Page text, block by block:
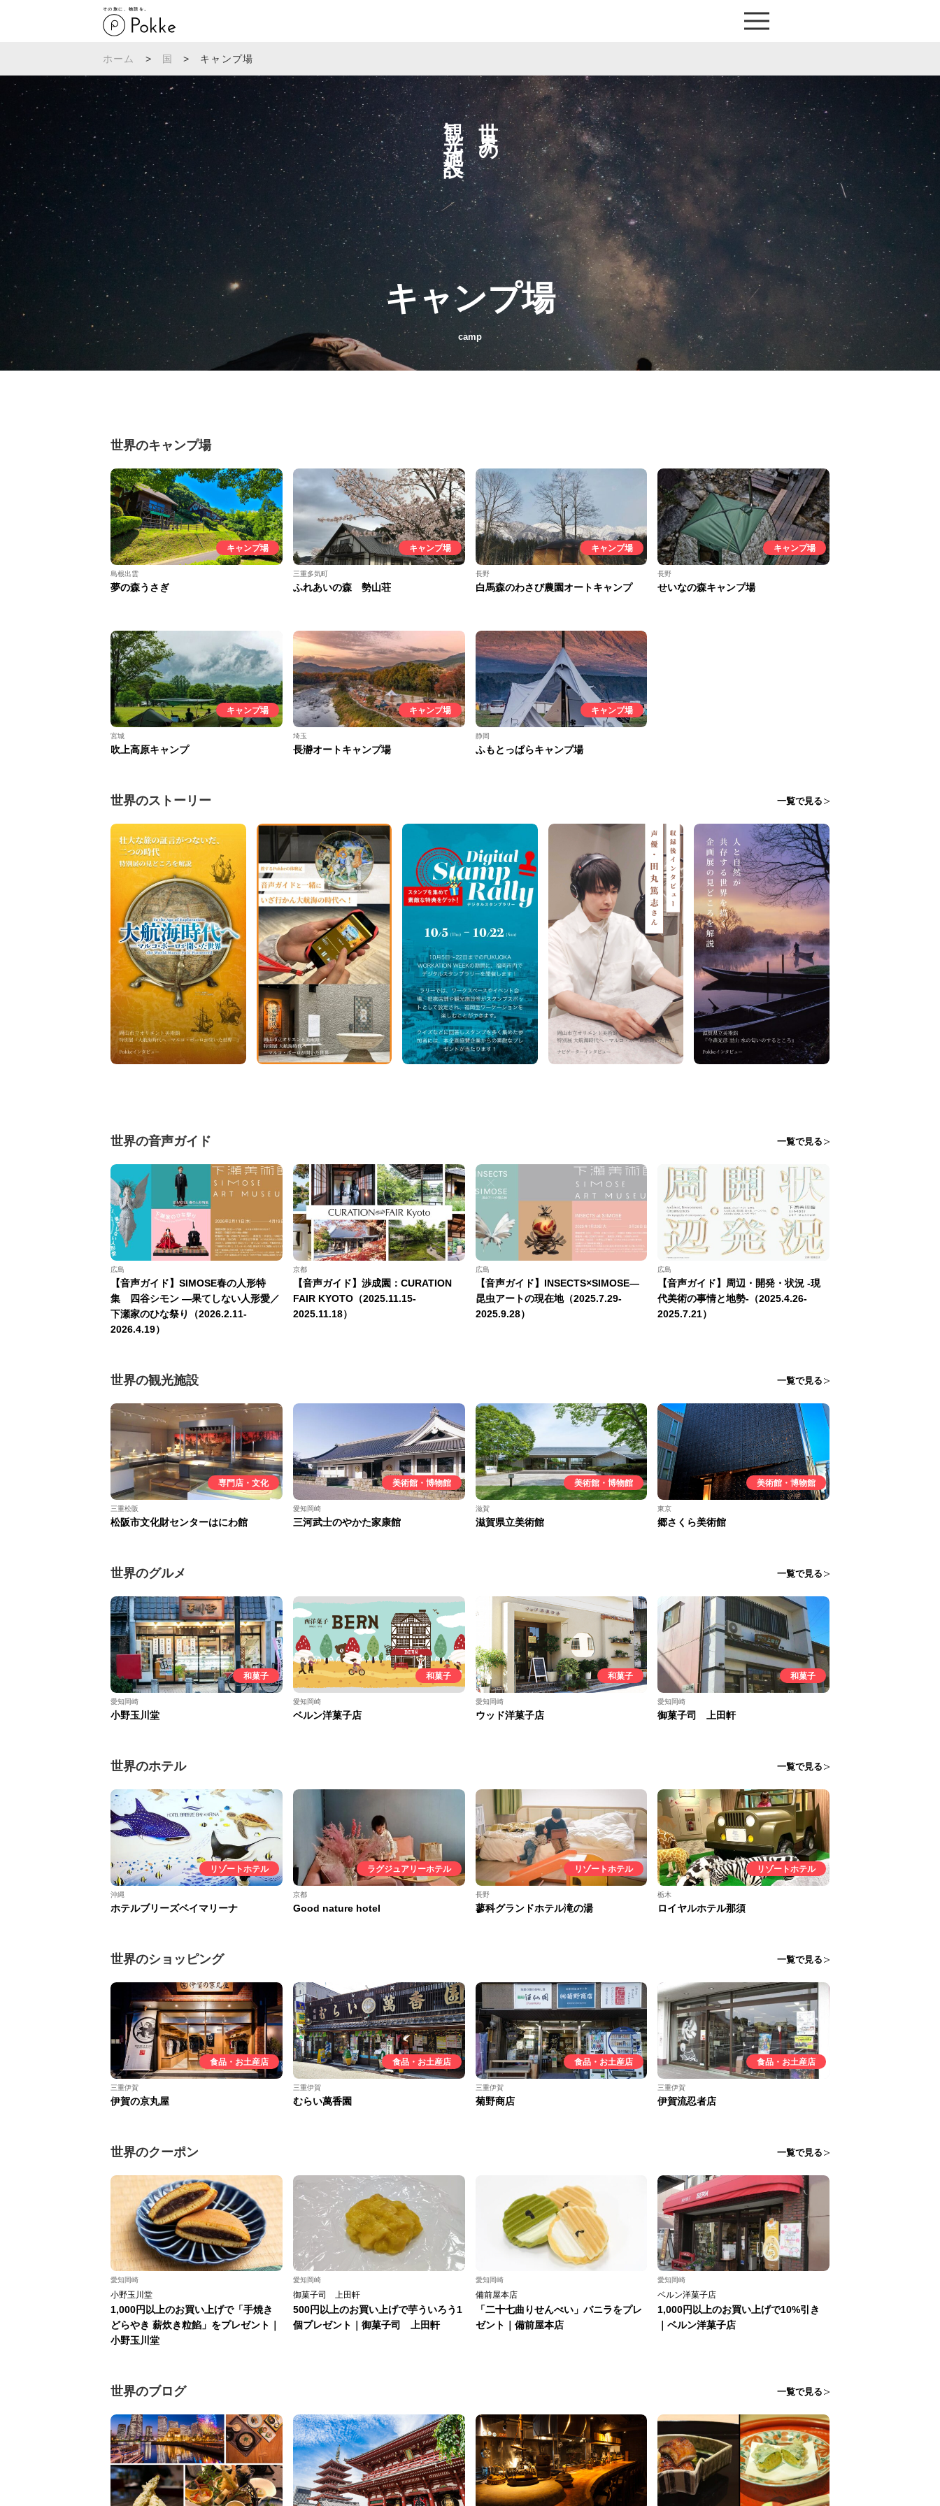
その旅に、物語を。
ホーム > 国 > キャンプ場
世界の
観光施設へ
キャンプ場
camp
世界のキャンプ場
キャンプ場
島根出雲
夢の森うさぎ
キャンプ場
三重多気町
ふれあいの森 勢山荘
キャンプ場
長野
白馬森のわさび農園オートキャンプ
キャンプ場
長野
せいなの森キャンプ場
キャンプ場
宮城
吹上高原キャンプ
キャンプ場
埼玉
長瀞オートキャンプ場
キャンプ場
静岡
ふもとっぱらキャンプ場
世界のストーリー 一覧で見る
世界の音声ガイド 一覧で見る
広島
【音声ガイド】SIMOSE春の人形特
集 四谷シモン —果てしない人形愛／
下瀬家のひな祭り（2026.2.11-
2026.4.19）
京都
【音声ガイド】渉成園：CURATION
FAIR KYOTO（2025.11.15-
2025.11.18）
広島
【音声ガイド】INSECTS×SIMOSE—
昆虫アートの現在地（2025.7.29-
2025.9.28）
広島
【音声ガイド】周辺・開発・状況 -現
代美術の事情と地勢-（2025.4.26-
2025.7.21）
世界の観光施設 一覧で見る
専門店・文化
三重松阪
松阪市文化財センターはにわ館
美術館・博物館
愛知岡崎
三河武士のやかた家康館
美術館・博物館
滋賀
滋賀県立美術館
美術館・博物館
東京
郷さくら美術館
世界のグルメ 一覧で見る
和菓子
愛知岡崎
小野玉川堂
和菓子
愛知岡崎
ベルン洋菓子店
和菓子
愛知岡崎
ウッド洋菓子店
和菓子
愛知岡崎
御菓子司 上田軒
世界のホテル 一覧で見る
リゾートホテル
沖縄
ホテルブリーズベイマリーナ
ラグジュアリーホテル
京都
Good nature hotel
リゾートホテル
長野
蓼科グランドホテル滝の湯
リゾートホテル
栃木
ロイヤルホテル那須
世界のショッピング 一覧で見る
食品・お土産店
三重伊賀
伊賀の京丸屋
食品・お土産店
三重伊賀
むらい萬香園
食品・お土産店
三重伊賀
菊野商店
食品・お土産店
三重伊賀
伊賀流忍者店
世界のクーポン 一覧で見る
愛知岡崎
小野玉川堂
1,000円以上のお買い上げで「手焼き
どらやき 薪炊き粒餡」をプレゼント｜
小野玉川堂
愛知岡崎
御菓子司 上田軒
500円以上のお買い上げで芋ういろう1
個プレゼント｜御菓子司 上田軒
愛知岡崎
備前屋本店
「二十七曲りせんべい」バニラをプレ
ゼント｜備前屋本店
愛知岡崎
ベルン洋菓子店
1,000円以上のお買い上げで10%引き
｜ベルン洋菓子店
世界のブログ 一覧で見る